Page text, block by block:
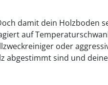
damit dein Holzboden
auf
oder
abgestimmt sind und